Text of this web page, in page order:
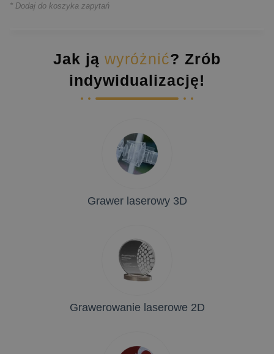
* Dodaj do koszyka zapytań
Jak ją wyróżnić? Zrób
indywidualizację!
Grawer laserowy 3D
Grawerowanie laserowe 2D